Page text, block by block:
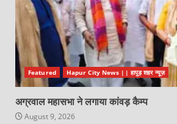
Featured Hapur City News || हापुड़ शहर न्यूज़
अग्रवाल महासभा ने लगाया कांवड़ कैम्प
August 9, 2026